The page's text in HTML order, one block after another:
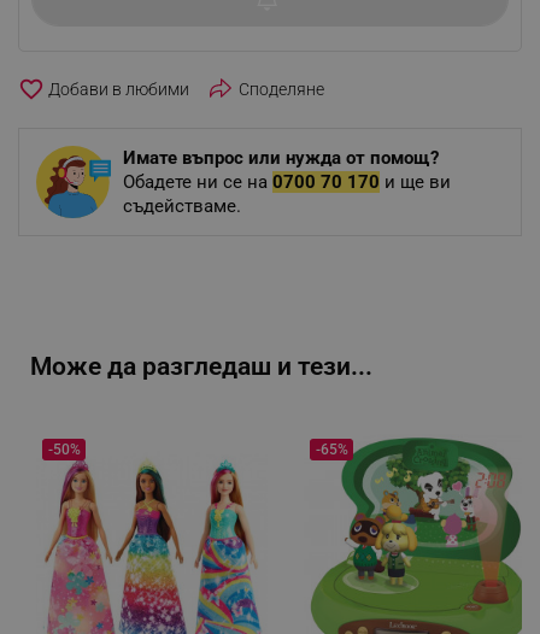
favorite_border Споделяне
Имате въпрос или нужда от помощ?
Обадете ни се на 0700 70 170 и ще ви
съдействаме.
Може да разгледаш и тези...
-50% -65%